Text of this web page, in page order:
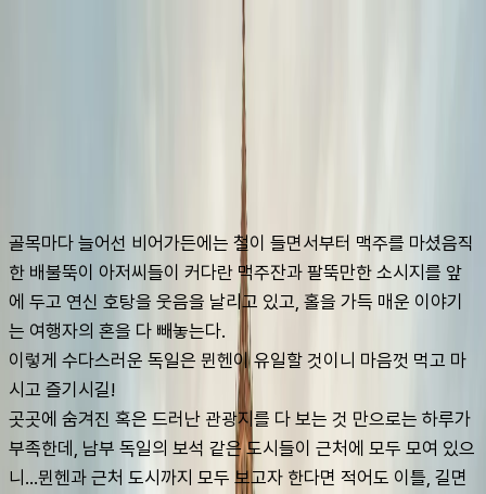
골목마다 늘어선 비어가든에는 철이 들면서부터 맥주를 마셨음직
한 배불뚝이 아저씨들이 커다란 맥주잔과 팔뚝만한 소시지를 앞
에 두고 연신 호탕을 웃음을 날리고 있고, 홀을 가득 매운 이야기
는 여행자의 혼을 다 빼놓는다.
이렇게 수다스러운 독일은 뮌헨이 유일할 것이니 마음껏 먹고 마
시고 즐기시길!
곳곳에 숨겨진 혹은 드러난 관광지를 다 보는 것 만으로는 하루가
부족한데, 남부 독일의 보석 같은 도시들이 근처에 모두 모여 있으
니…뮌헨과 근처 도시까지 모두 보고자 한다면 적어도 이틀, 길면